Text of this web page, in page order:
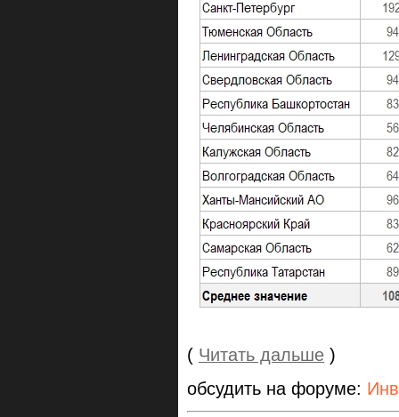
( Читать дальше )
обсудить на форуме: